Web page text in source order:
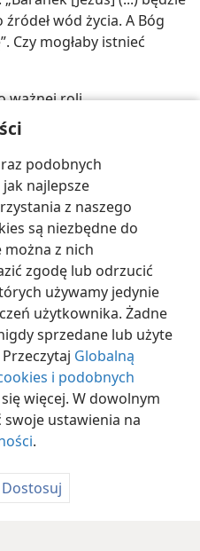
podobnych
najlepsze
z naszego
są niezbędne do
można z nich
zgodę lub odrzucić
używamy jedynie
użytkownika. Żadne
sprzedane lub użyte
Globalną
i podobnych
więcej. W dowolnym
ustawienia na
.
Dostosuj
wód życia. A Bóg
Czy mogłaby istnieć
ważnej roli
duchowych pasterzy
mężczyźni
Jezusa traktują we
na nie w następnym